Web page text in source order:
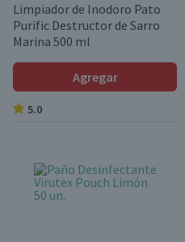
Limpiador de Inodoro Pato
Purific Destructor de Sarro
Marina 500 ml
Agregar
5.0